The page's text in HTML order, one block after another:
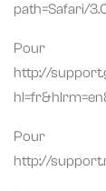
path=Safari/
http://
http://